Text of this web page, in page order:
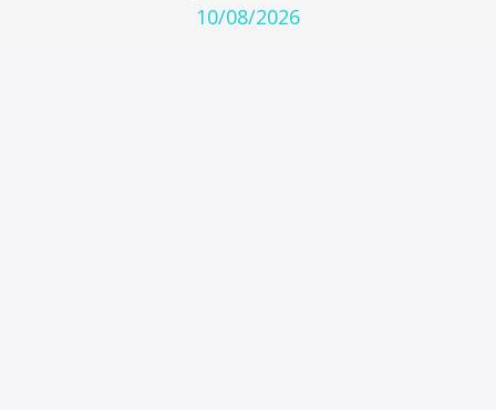
10/08/2026